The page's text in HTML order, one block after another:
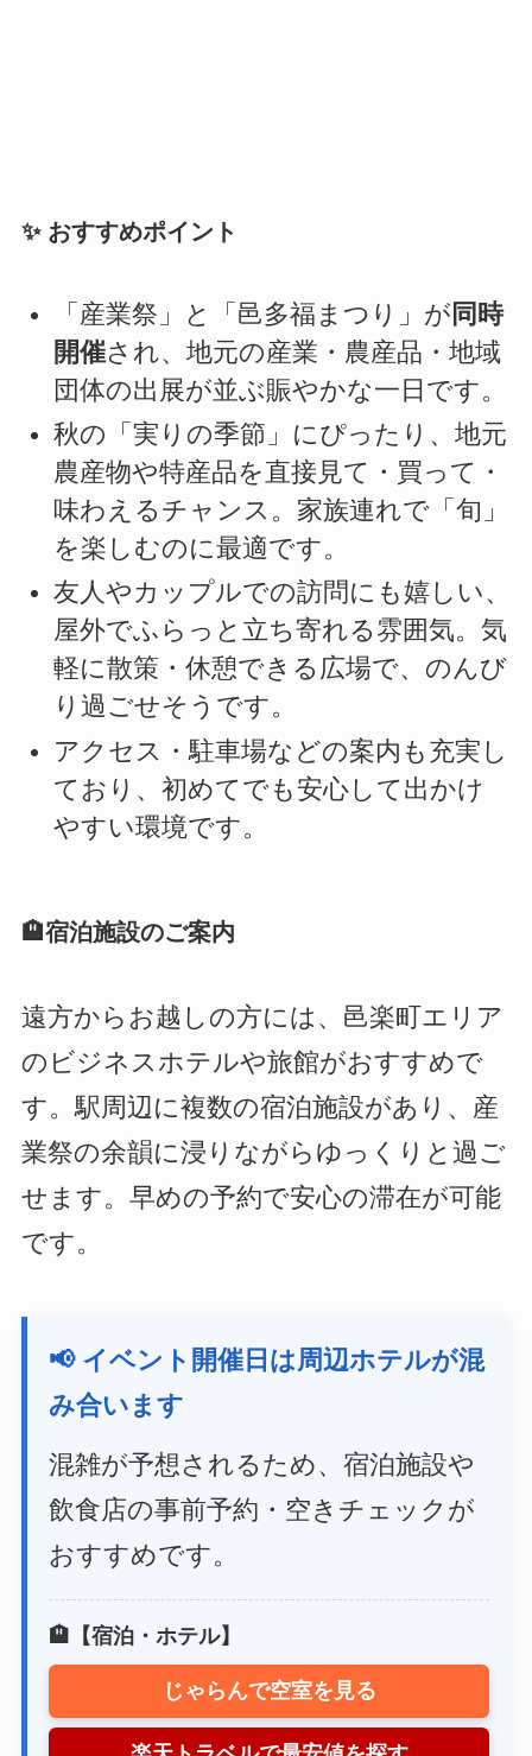
✨ おすすめポイント
「産業祭」と「邑多福まつり」が 同時
開催され、地元の産業・農産品・地域
団体の出展が並ぶ賑やかな一日です。
秋の「実りの季節」にぴったり、地元
農産物や特産品を直接見て・買って・
味わえるチャンス。家族連れで「旬」
を楽しむのに最適です。
友人やカップルでの訪問にも嬉しい、
屋外でふらっと立ち寄れる雰囲気。気
軽に散策・休憩できる広場で、のんび
り過ごせそうです。
アクセス・駐車場などの案内も充実し
ており、初めてでも安心して出かけ
やすい環境です。
🏨宿泊施設のご案内
遠方からお越しの方には、邑楽町エリア
のビジネスホテルや旅館がおすすめで
す。駅周辺に複数の宿泊施設があり、産
業祭の余韻に浸りながらゆっくりと過ご
せます。早めの予約で安心の滞在が可能
です。
📢 イベント開催日は周辺ホテルが混
み合います
混雑が予想されるため、宿泊施設や
飲食店の事前予約・空きチェックが
おすすめです。
🏨【宿泊・ホテル】
じゃらんで空室を見る